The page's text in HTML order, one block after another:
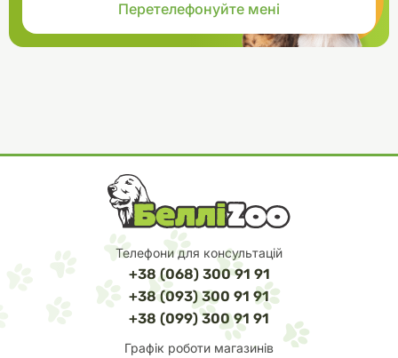
Телефони для консультацій
+38 (068) 300 91 91
+38 (093) 300 91 91
+38 (099) 300 91 91
Графік роботи магазинів